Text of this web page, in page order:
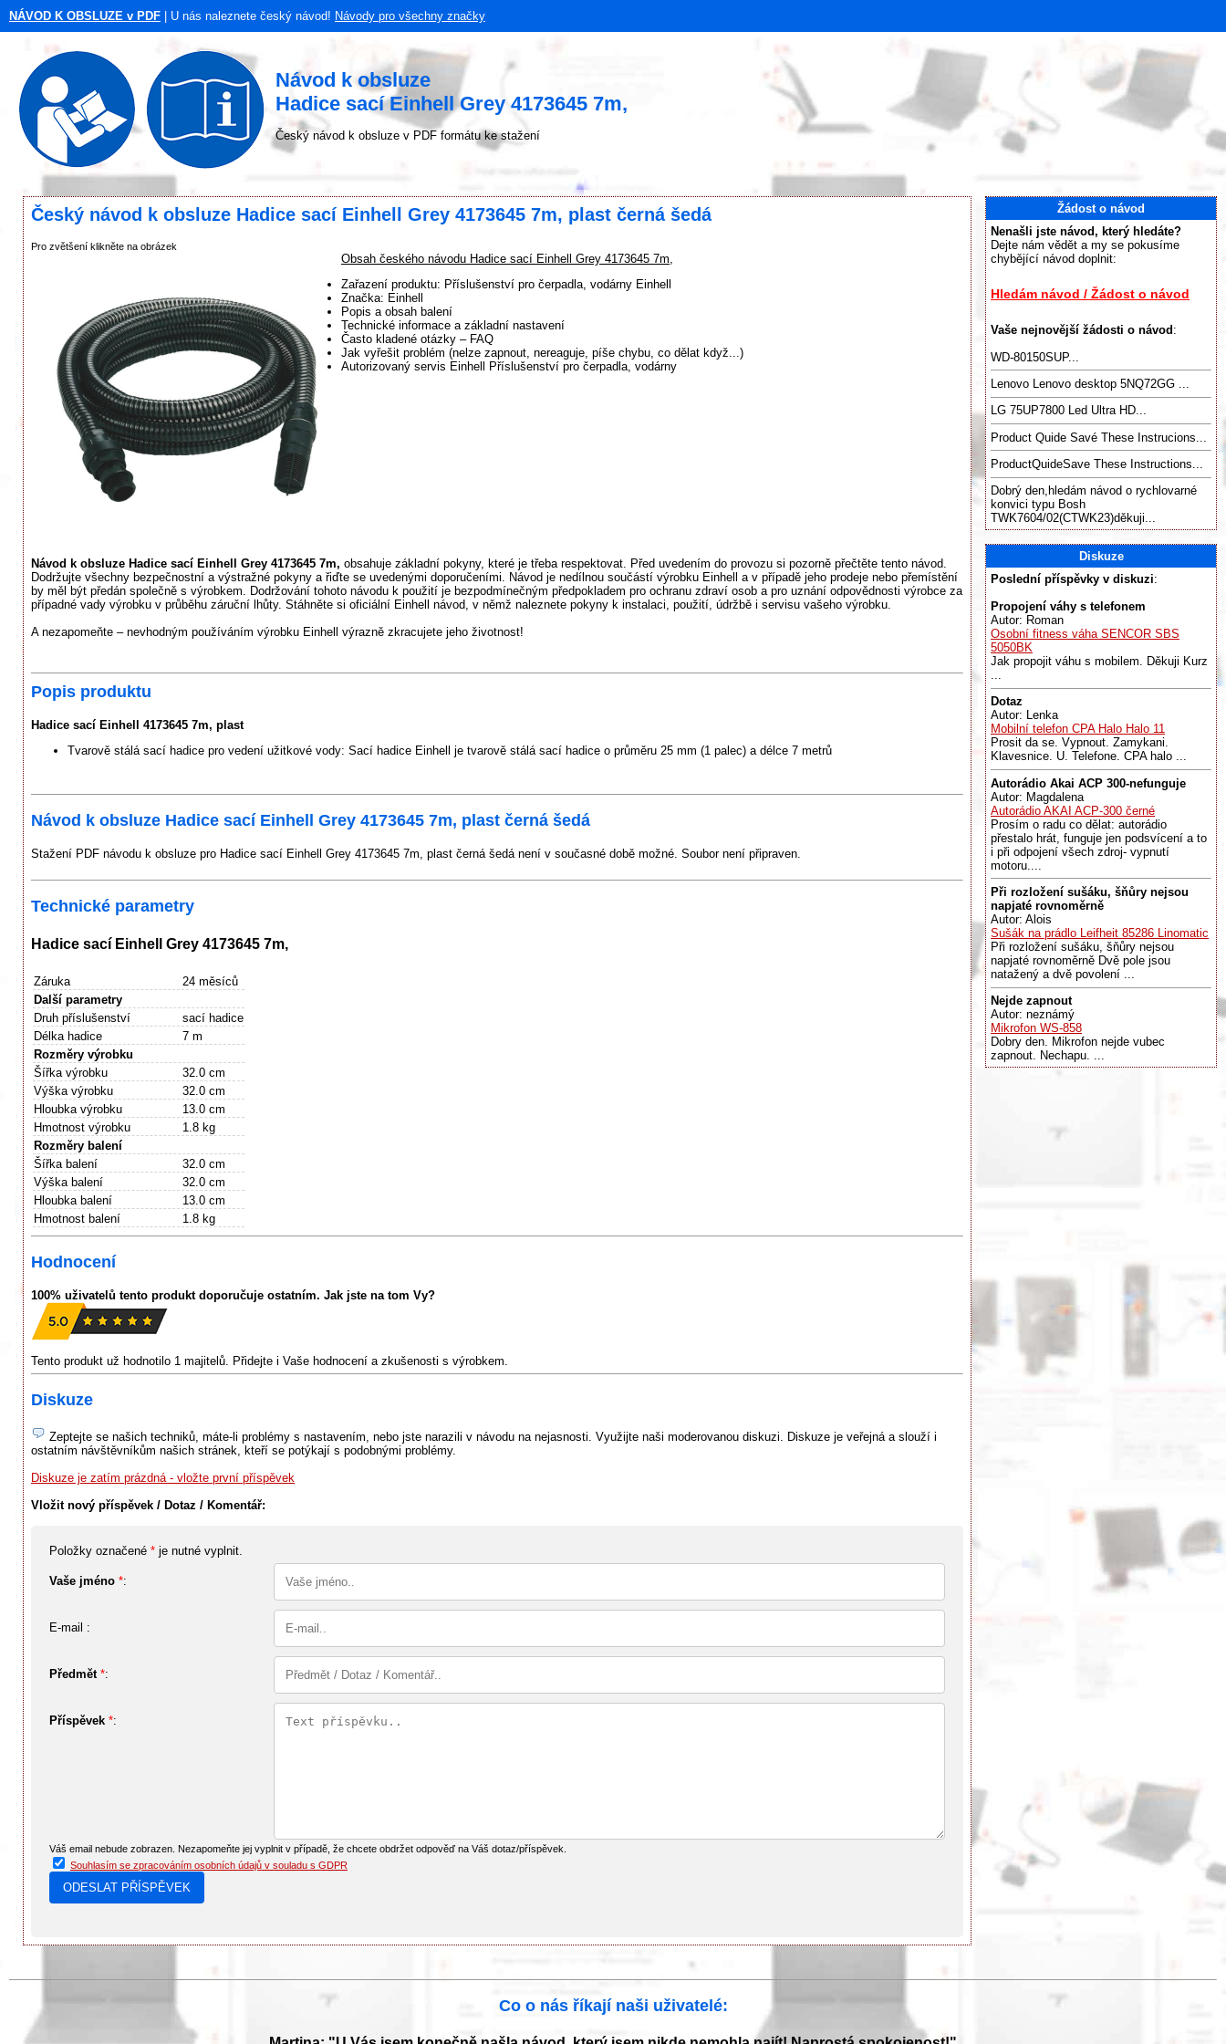
NÁVOD K OBSLUZE v PDF | U nás naleznete český návod! Návody pro všechny značky
Návod k obsluze
Hadice sací Einhell Grey 4173645 7m,
Český návod k obsluze v PDF formátu ke stažení
Český návod k obsluze Hadice sací Einhell Grey 4173645 7m, plast černá šedá
Pro zvětšení klikněte na obrázek
Obsah českého návodu Hadice sací Einhell Grey 4173645 7m,
Zařazení produktu: Příslušenství pro čerpadla, vodárny Einhell
Značka: Einhell
Popis a obsah balení
Technické informace a základní nastavení
Často kladené otázky – FAQ
Jak vyřešit problém (nelze zapnout, nereaguje, píše chybu, co dělat když...)
Autorizovaný servis Einhell Příslušenství pro čerpadla, vodárny
Návod k obsluze Hadice sací Einhell Grey 4173645 7m, obsahuje základní pokyny, které je třeba respektovat. Před uvedením do provozu si pozorně přečtěte tento návod.
Dodržujte všechny bezpečnostní a výstražné pokyny a řiďte se uvedenými doporučeními. Návod je nedílnou součástí výrobku Einhell a v případě jeho prodeje nebo přemístění
by měl být předán společně s výrobkem. Dodržování tohoto návodu k použití je bezpodmínečným předpokladem pro ochranu zdraví osob a pro uznání odpovědnosti výrobce za
případné vady výrobku v průběhu záruční lhůty. Stáhněte si oficiální Einhell návod, v němž naleznete pokyny k instalaci, použití, údržbě i servisu vašeho výrobku.
A nezapomeňte – nevhodným používáním výrobku Einhell výrazně zkracujete jeho životnost!
Popis produktu
Hadice sací Einhell 4173645 7m, plast
Tvarově stálá sací hadice pro vedení užitkové vody: Sací hadice Einhell je tvarově stálá sací hadice o průměru 25 mm (1 palec) a délce 7 metrů
Návod k obsluze Hadice sací Einhell Grey 4173645 7m, plast černá šedá
Stažení PDF návodu k obsluze pro Hadice sací Einhell Grey 4173645 7m, plast černá šedá není v současné době možné. Soubor není připraven.
Technické parametry
Hadice sací Einhell Grey 4173645 7m,
Záruka
24 měsíců
Další parametry
Druh příslušenství
sací hadice
Délka hadice
7 m
Rozměry výrobku
Šířka výrobku
32.0 cm
Výška výrobku
32.0 cm
Hloubka výrobku
13.0 cm
Hmotnost výrobku
1.8 kg
Rozměry balení
Šířka balení
32.0 cm
Výška balení
32.0 cm
Hloubka balení
13.0 cm
Hmotnost balení
1.8 kg
Hodnocení
100% uživatelů tento produkt doporučuje ostatním. Jak jste na tom Vy?
Tento produkt už hodnotilo 1 majitelů. Přidejte i Vaše hodnocení a zkušenosti s výrobkem.
Diskuze
Zeptejte se našich techniků, máte-li problémy s nastavením, nebo jste narazili v návodu na nejasnosti. Využijte naši moderovanou diskuzi. Diskuze je veřejná a slouží i
ostatním návštěvníkům našich stránek, kteří se potýkají s podobnými problémy.
Diskuze je zatím prázdná - vložte první příspěvek
Vložit nový příspěvek / Dotaz / Komentář:
Položky označené * je nutné vyplnit.
Vaše jméno *:
E-mail :
Předmět *:
Příspěvek *:
Váš email nebude zobrazen. Nezapomeňte jej vyplnit v případě, že chcete obdržet odpověď na Váš dotaz/příspěvek.
Souhlasím se zpracováním osobních údajů v souladu s GDPR
Žádost o návod
Nenašli jste návod, který hledáte?
Dejte nám vědět a my se pokusíme
chybějící návod doplnit:
Hledám návod / Žádost o návod
Vaše nejnovější žádosti o návod :
WD-80150SUP...
Lenovo Lenovo desktop 5NQ72GG ...
LG 75UP7800 Led Ultra HD...
Product Quide Savé These Instrucions...
ProductQuideSave These Instructions...
Dobrý den,hledám návod o rychlovarné
konvici typu Bosh
TWK7604/02(CTWK23)děkuji...
Diskuze
Poslední příspěvky v diskuzi:
Propojení váhy s telefonem
Autor: Roman
Osobní fitness váha SENCOR SBS
5050BK
Jak propojit váhu s mobilem. Děkuji Kurz
...
Dotaz
Autor: Lenka
Mobilní telefon CPA Halo Halo 11
Prosit da se. Vypnout. Zamykani.
Klavesnice. U. Telefone. CPA halo ...
Autorádio Akai ACP 300-nefunguje
Autor: Magdalena
Autorádio AKAI ACP-300 černé
Prosím o radu co dělat: autorádio
přestalo hrát, funguje jen podsvícení a to
i při odpojení všech zdroj- vypnutí
motoru....
Při rozložení sušáku, šňůry nejsou
napjaté rovnoměrně
Autor: Alois
Sušák na prádlo Leifheit 85286 Linomatic
Při rozložení sušáku, šňůry nejsou
napjaté rovnoměrně Dvě pole jsou
natažený a dvě povolení ...
Nejde zapnout
Autor: neznámý
Mikrofon WS-858
Dobry den. Mikrofon nejde vubec
zapnout. Nechapu. ...
Co o nás říkají naši uživatelé: